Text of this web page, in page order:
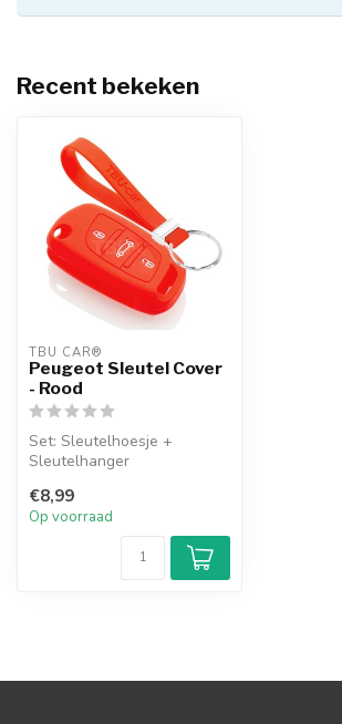
Recent bekeken
TBU CAR®
Peugeot Sleutel Cover
- Rood
Set: Sleutelhoesje +
Sleutelhanger
€8,99
Op voorraad